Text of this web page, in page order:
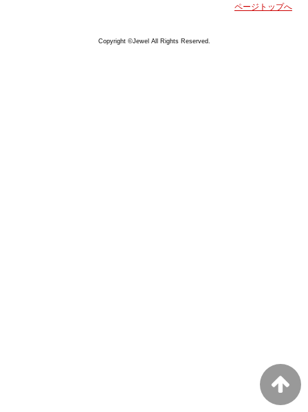
ページトップへ
Copyright ©Jewel All Rights Reserved.